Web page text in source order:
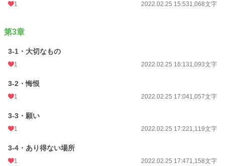
1 2022.02.25 15:531,068文字
第3章
3-1・大切なもの
1 2022.02.25 16:131,093文字
3-2・悔恨
1 2022.02.25 17:041,057文字
3-3・願い
1 2022.02.25 17:221,119文字
3-4・あり得ない場所
1 2022.02.25 17:471,158文字